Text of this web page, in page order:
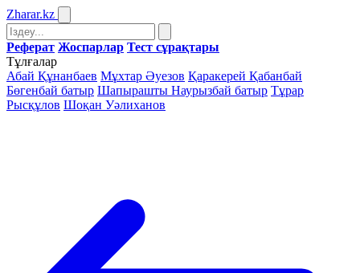
Zharar.kz
Реферат Жоспарлар Тест сұрақтары
Тұлғалар
Абай Құнанбаев Мұхтар Әуезов Қаракерей Қабанбай
Бөгенбай батыр Шапырашты Наурызбай батыр Тұрар
Рысқұлов Шоқан Уәлиханов